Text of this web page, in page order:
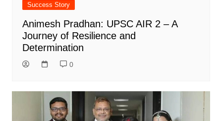
Success Story
Animesh Pradhan: UPSC AIR 2 – A
Journey of Resilience and
Determination
0